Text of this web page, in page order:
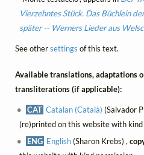
Vierzehntes Stück. Das Büchlein
später -- Werners Lieder aus
See othersettings of this text.
Available translations, adaptations
transliterations (if applicable):
CAT Catalan (Català) (Salvador
(re)printed on this website with
ENG English(Sharon Krebs) ,